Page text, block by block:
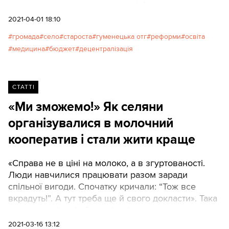
окриляє: у маленьких громадах потроху
Розповідаємо на прикладі Гуменецької громади
на Хмельниччині.
2021-04-01 18:10
громада село староста гуменецька отг реформи освіта
медицина бюджет децентралізація
СТАТТІ
«Ми зможемо!» Як селяни
організувалися в молочний
кооператив і стали жити краще
«Справа не в ціні на молоко, а в згуртованості.
Люди навчилися працювати разом заради
спільної вигоди. Спочатку кричали: “Тож все
вкрадуть!”. А тут треба ще й свого докласти». Така
просуванні ідеї кооперативу – виняток із правил.
2021-03-16 13:12